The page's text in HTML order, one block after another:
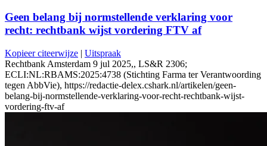
Geen belang bij normstellende verklaring voor
recht: rechtbank wijst vordering FTV af
Kopieer citeerwijze | Uitspraak
Rechtbank Amsterdam 9 jul 2025,, LS&R 2306;
ECLI:NL:RBAMS:2025:4738 (Stichting Farma ter Verantwoording
tegen AbbVie), https://redactie-delex.cshark.nl/artikelen/geen-
belang-bij-normstellende-verklaring-voor-recht-rechtbank-wijst-
vordering-ftv-af